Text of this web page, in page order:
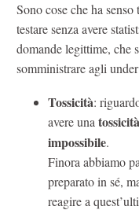
Sono cose che ha
testare senza avere
domande legittime, che
somministrare agli
Tossicità:
avere una
impossibile.
Finora abbiamo
preparato in sé,
reagire a